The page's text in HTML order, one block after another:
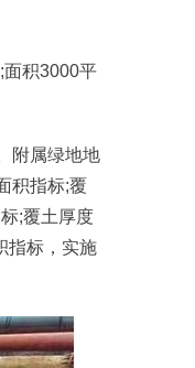
积3000平
附属绿地地
积指标;覆
;覆土厚度
指标，实施